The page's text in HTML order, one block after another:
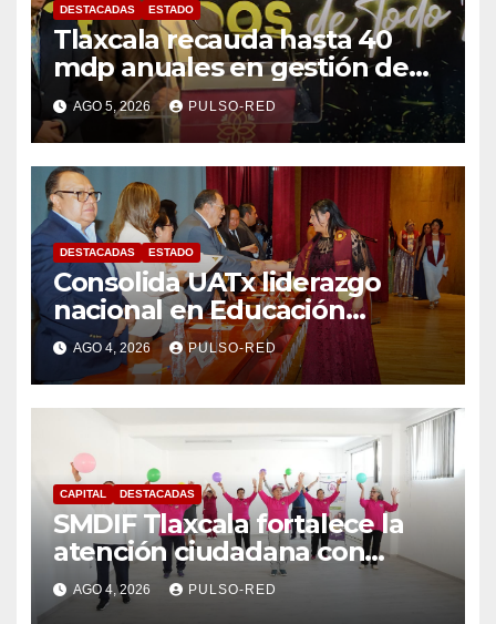
DESTACADAS ESTADO
Tlaxcala recauda hasta 40
mdp anuales en gestión de
residuos: PAA
AGO 5, 2026 PULSO-RED
DESTACADAS ESTADO
Consolida UATx liderazgo
nacional en Educación
Especial, Gerontología y
Ciencias de la Familia
AGO 4, 2026 PULSO-RED
CAPITAL DESTACADAS
SMDIF Tlaxcala fortalece la
atención ciudadana con
servicios cercanos y espacios
dignos para las familias
AGO 4, 2026 PULSO-RED